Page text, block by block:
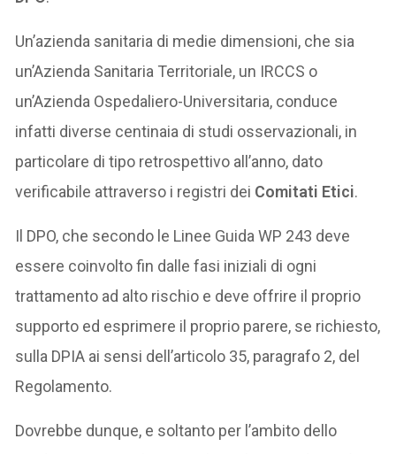
Un’azienda sanitaria di medie dimensioni, che sia
un’Azienda Sanitaria Territoriale, un IRCCS o
un’Azienda Ospedaliero-Universitaria, conduce
infatti diverse centinaia di studi osservazionali, in
particolare di tipo retrospettivo all’anno, dato
verificabile attraverso i registri dei Comitati Etici.
Il DPO, che secondo le Linee Guida WP 243 deve
essere coinvolto fin dalle fasi iniziali di ogni
trattamento ad alto rischio e deve offrire il proprio
supporto ed esprimere il proprio parere, se richiesto,
sulla DPIA ai sensi dell’articolo 35, paragrafo 2, del
Regolamento.
Dovrebbe dunque, e soltanto per l’ambito dello